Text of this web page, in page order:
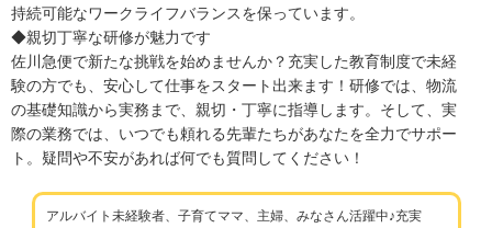
持続可能なワークライフバランスを保っています。
◆親切丁寧な研修が魅力です
佐川急便で新たな挑戦を始めませんか？充実した教育制度で未経
験の方でも、安心して仕事をスタート出来ます！研修では、物流
の基礎知識から実務まで、親切・丁寧に指導します。そして、実
際の業務では、いつでも頼れる先輩たちがあなたを全力でサポー
ト。疑問や不安があれば何でも質問してください！
アルバイト未経験者、子育てママ、主婦、みなさん活躍中♪充実